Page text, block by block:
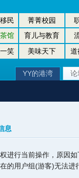
民 菁菁校园
馆 育儿与教育
笑 美味天下
道
YY的港湾 论
息
进行当前操作，原因如
的用户组(游客)无法进